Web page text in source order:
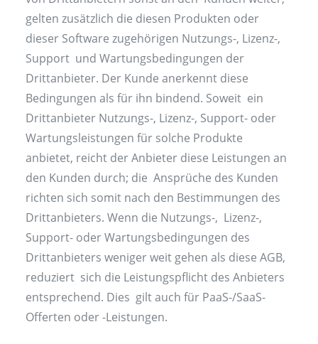
gelten zusätzlich die diesen Produkten oder
dieser Software zugehörigen Nutzungs-, Lizenz-,
Support und Wartungsbedingungen der
Drittanbieter. Der Kunde anerkennt diese
Bedingungen als für ihn bindend. Soweit ein
Drittanbieter Nutzungs-, Lizenz-, Support- oder
Wartungsleistungen für solche Produkte
anbietet, reicht der Anbieter diese Leistungen an
den Kunden durch; die Ansprüche des Kunden
richten sich somit nach den Bestimmungen des
Drittanbieters. Wenn die Nutzungs-, Lizenz-,
Support- oder Wartungsbedingungen des
Drittanbieters weniger weit gehen als diese AGB,
reduziert sich die Leistungspflicht des Anbieters
entsprechend. Dies gilt auch für PaaS-/SaaS-
Offerten oder -Leistungen.